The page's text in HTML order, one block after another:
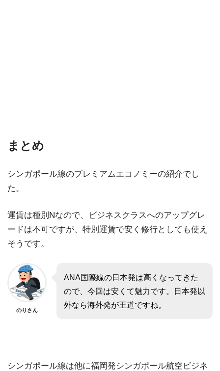
まとめ
シンガポール線のプレミアムエコノミーの紹介でし
た。
運賃は種別Nなので、ビジネスクラスへのアップグレ
ードは不可ですが、特別運賃で安く修行としても使え
そうです。
のりさん
ANA国際線の日本発は高くなってきた
ので、今回は安くて魅力です。日本発以
外なら海外発が王道ですね。
シンガポール線は他に福岡発シンガポール航空ビジネ